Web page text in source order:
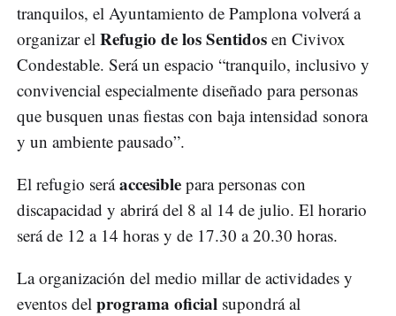
tranquilos, el Ayuntamiento de Pamplona volverá a
organizar el Refugio de los Sentidos en Civivox
Condestable. Será un espacio “tranquilo, inclusivo y
convivencial especialmente diseñado para personas
que busquen unas fiestas con baja intensidad sonora
y un ambiente pausado”.
El refugio seráaccesible para personas con
discapacidad y abrirá del 8 al 14 de julio. El horario
será de 12 a 14 horas y de 17.30 a 20.30 horas.
La organización del medio millar de actividades y
eventos del programa oficial supondrá al